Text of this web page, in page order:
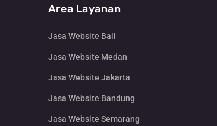
Area Layanan
Jasa Website Bali
Jasa Website Medan
Jasa Website Jakarta
Jasa Website Bandung
Jasa Website Semarang